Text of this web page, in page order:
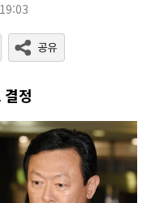
19:03
정